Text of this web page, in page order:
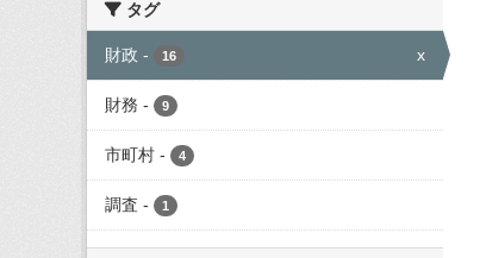
タグ
財政 - 16 x
財務 - 9
市町村 - 4
調査 - 1